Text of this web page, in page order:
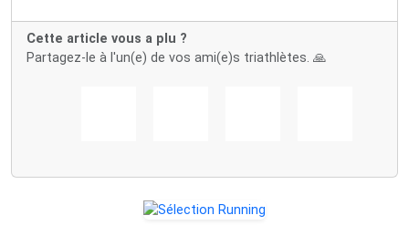
Cette article vous a plu ?
Partagez-le à l'un(e) de vos ami(e)s triathlètes. 🙏